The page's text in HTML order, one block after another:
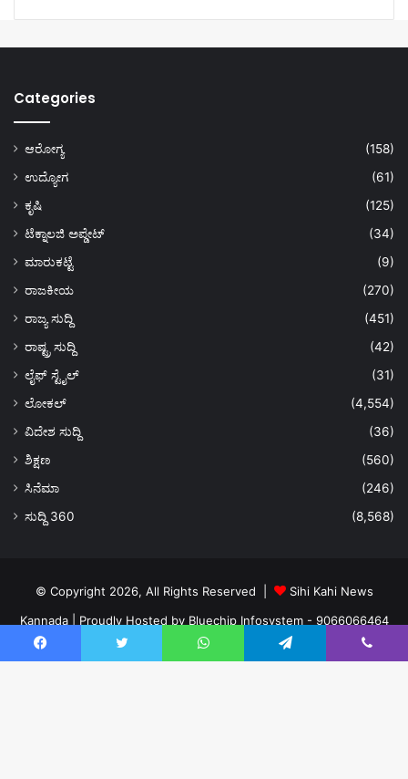
Categories
ಆರೋಗ್ಯ
(158)
ಉದ್ಯೋಗ
(61)
ಕೃಷಿ
(125)
ಟೆಕ್ನಾಲಜಿ ಅಪ್ಡೇಟ್
(34)
ಮಾರುಕಟ್ಟೆ
(9)
ರಾಜಕೀಯ
(270)
ರಾಜ್ಯ ಸುದ್ದಿ
(451)
ರಾಷ್ಟ್ರ ಸುದ್ದಿ
(42)
ಲೈಫ್ ಸ್ಟೈಲ್
(31)
ಲೋಕಲ್
(4,554)
ವಿದೇಶ ಸುದ್ದಿ
(36)
ಶಿಕ್ಷಣ
(560)
ಸಿನೆಮಾ
(246)
ಸುದ್ದಿ 360
(8,568)
© Copyright 2026, All Rights Reserved |
Sihi Kahi News
Kannada| Proudly Hosted by Bluechip Infosystem - 9066066464
About US
Privacy Policy Ads Policy
Terms and Conditions
Facebook Twitter WhatsApp Telegram Viber